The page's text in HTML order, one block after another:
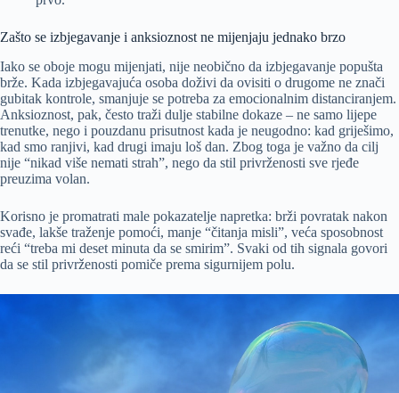
Zašto se izbjegavanje i anksioznost ne mijenjaju jednako brzo
Iako se oboje mogu mijenjati, nije neobično da izbjegavanje popušta
brže. Kada izbjegavajuća osoba doživi da ovisiti o drugome ne znači
gubitak kontrole, smanjuje se potreba za emocionalnim distanciranjem.
Anksioznost, pak, često traži dulje stabilne dokaze – ne samo lijepe
trenutke, nego i pouzdanu prisutnost kada je neugodno: kad griješimo,
kad smo ranjivi, kad drugi imaju loš dan. Zbog toga je važno da cilj
nije “nikad više nemati strah”, nego da stil privrženosti sve rjeđe
preuzima volan.
Korisno je promatrati male pokazatelje napretka: brži povratak nakon
svađe, lakše traženje pomoći, manje “čitanja misli”, veća sposobnost
reći “treba mi deset minuta da se smirim”. Svaki od tih signala govori
da se stil privrženosti pomiče prema sigurnijem polu.